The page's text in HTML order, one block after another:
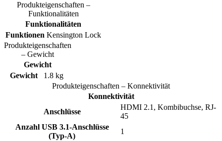
Produkteigenschaften –
Funktionalitäten
Funktionalitäten
Funktionen Kensington Lock
Produkteigenschaften
– Gewicht
Gewicht
Gewicht
1.8 kg
Produkteigenschaften – Konnektivität
Konnektivität
Anschlüsse
HDMI 2.1, Kombibuchse, RJ-
45
Anzahl USB 3.1-Anschlüsse
(Typ-A)
1